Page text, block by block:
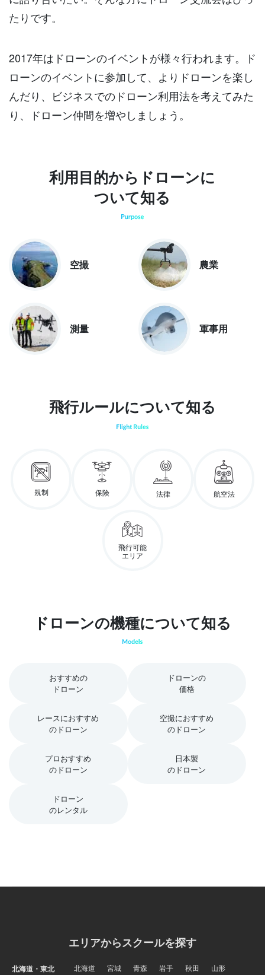
たりです。
2017年はドローンのイベントが様々行われます。ド
ローンのイベントに参加して、よりドローンを楽し
んだり、ビジネスでのドローン利用法を考えてみた
り、ドローン仲間を増やしましょう。
利用目的からドローンに
ついて知る
空撮 農業
測量 軍事用
飛行ルールについて知る
規制 保険 法律 航空法
飛行可能
エリア
ドローンの機種について知る
おすすめの
ドローン
ドローンの
価格
レースにおすすめ
のドローン
空撮におすすめ
のドローン
プロおすすめ
のドローン
日本製
のドローン
ドローン
のレンタル
エリアからスクールを探す
北海道・東北 北海道 宮城 青森 岩手 秋田
山形